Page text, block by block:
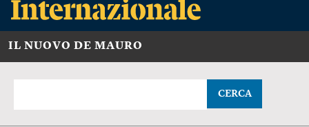
IL NUOVO DE MAURO
CERCA